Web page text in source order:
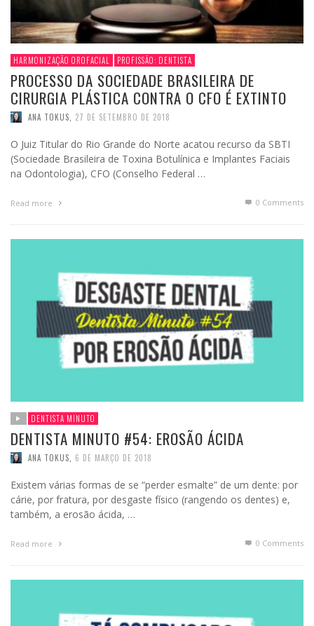
HARMONIZAÇÃO OROFACIAL PROFISSÃO: DENTISTA
PROCESSO DA SOCIEDADE BRASILEIRA DE
CIRURGIA PLÁSTICA CONTRA O CFO É EXTINTO
ANA TOKUS, 27 DE SETEMBRO DE 2018
O Juiz Titular do Rio Grande do Norte acatou recurso da SBTI
(Sociedade Brasileira de Toxina Botulínica e Implantes Faciais
na Odontologia), CFO (Conselho Federal …
Read more 0 Comments
DENTISTA MINUTO
DENTISTA MINUTO #54: EROSÃO ÁCIDA
ANA TOKUS, 6 DE MARÇO DE 2018
Existem várias formas de se “perder esmalte” de um dente: por
cárie, por fratura, por desgaste físico (rangendo os dentes) e,
também, a erosão ácida, …
Read more 0 Comments